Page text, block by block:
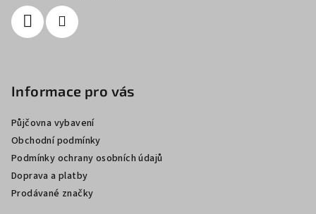
Informace pro vás
Půjčovna vybavení
Obchodní podmínky
Podmínky ochrany osobních údajů
Doprava a platby
Prodávané značky